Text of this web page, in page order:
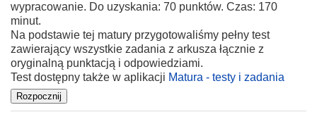
wypracowanie. Do uzyskania: 70 punktów. Czas: 170
minut.
Na podstawie tej matury przygotowaliśmy pełny test
zawierający wszystkie zadania z arkusza łącznie z
oryginalną punktacją i odpowiedziami.
Test dostępny także w aplikacji Matura - testy i zadania